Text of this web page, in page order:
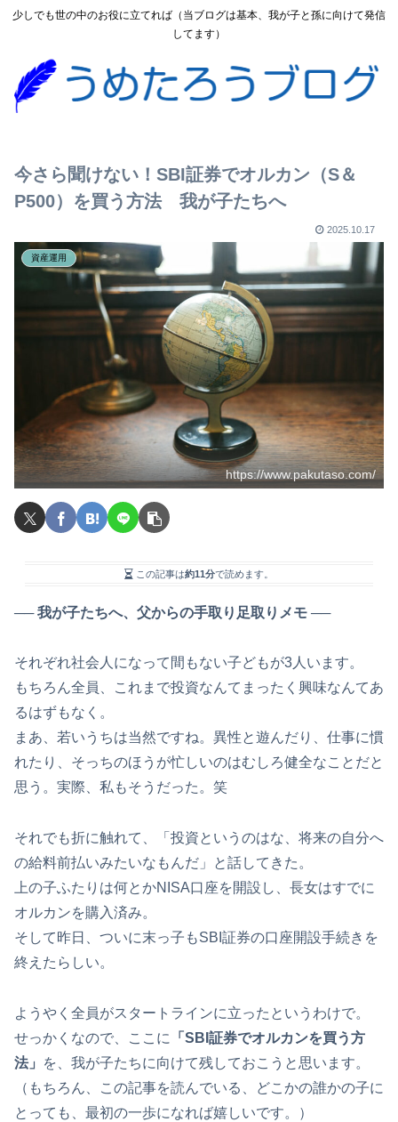
少しでも世の中のお役に立てれば（当ブログは基本、我が子と孫に向けて発信
してます）
今さら聞けない！SBI証券でオルカン（S＆
P500）を買う方法 我が子たちへ
2025.10.17
資産運用
https://www.pakutaso.com/
この記事は約11分で読めます。
── 我が子たちへ、父からの手取り足取りメモ ──
それぞれ社会人になって間もない子どもが3人います。
もちろん全員、これまで投資なんてまったく興味なんてあ
るはずもなく。
まあ、若いうちは当然ですね。異性と遊んだり、仕事に慣
れたり、そっちのほうが忙しいのはむしろ健全なことだと
思う。実際、私もそうだった。笑
それでも折に触れて、「投資というのはな、将来の自分へ
の給料前払いみたいなもんだ」と話してきた。
上の子ふたりは何とかNISA口座を開設し、長女はすでに
オルカンを購入済み。
そして昨日、ついに末っ子もSBI証券の口座開設手続きを
終えたらしい。
ようやく全員がスタートラインに立ったというわけで。
せっかくなので、ここに
「SBI証券でオルカンを買う方
法」
を、我が子たちに向けて残しておこうと思います。
（もちろん、この記事を読んでいる、どこかの誰かの子に
とっても、最初の一歩になれば嬉しいです。）